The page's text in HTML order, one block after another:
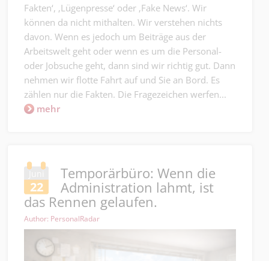
Fakten‘, ‚Lügenpresse‘ oder ‚Fake News‘. Wir
können da nicht mithalten. Wir verstehen nichts
davon. Wenn es jedoch um Beiträge aus der
Arbeitswelt geht oder wenn es um die Personal-
oder Jobsuche geht, dann sind wir richtig gut. Dann
nehmen wir flotte Fahrt auf und Sie an Bord. Es
zählen nur die Fakten. Die Fragezeichen werfen...
mehr
Juni
22
Temporärbüro: Wenn die
Administration lahmt, ist
das Rennen gelaufen.
Author: PersonalRadar